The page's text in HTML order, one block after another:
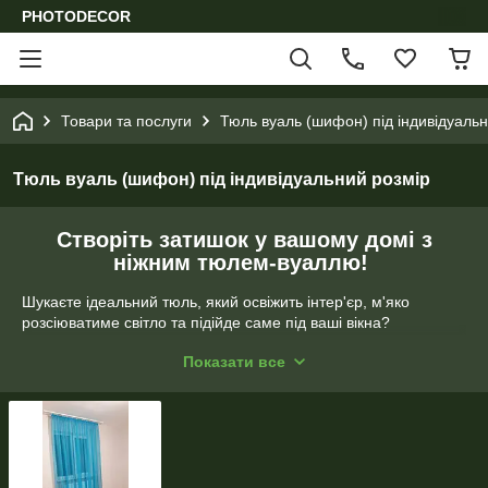
PHOTODECOR
Товари та послуги Тюль вуаль (шифон) під
Тюль вуаль (шифон) під індивідуальний розмір
Створіть затишок у вашому домі з
ніжним тюлем-вуаллю!
Шукаєте ідеальний тюль, який освіжить інтер'єр, м'яко
розсіюватиме світло та підійде саме під ваші вікна?
, який ми пошиємо завашими індивідуальними
✨ Чому саме наш тюль?
Величезна палітра кольорів:
пастельних (небесно-блакитний, айворі, пудра) до
Показати все